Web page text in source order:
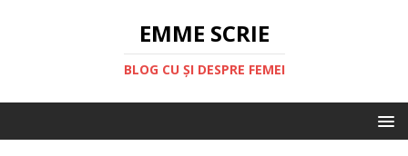
EMME SCRIE
BLOG CU ȘI DESPRE FEMEI